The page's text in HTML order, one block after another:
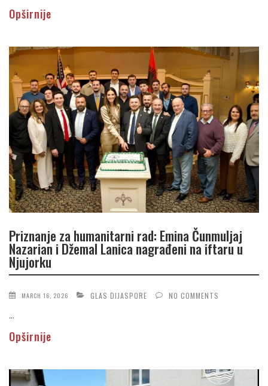
Opširnije
Priznanje za humanitarni rad: Emina Čunmuljaj
Nazarian i Džemal Lanica nagrađeni na iftaru u
Njujorku
MARCH 16, 2026 GLAS DIJASPORE NO COMMENTS
...
Opširnije